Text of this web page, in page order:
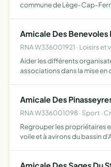
commune de Lège-Cap-
identitaire …
Amicale Des Benevoles
RNA W336001921 · Loisirs et
Aider les différents
associations dans la mise en
Amicale Des
RNA W336001098 · Sport ·
Regrouper les propriétaires
voile et à avirons du bassin